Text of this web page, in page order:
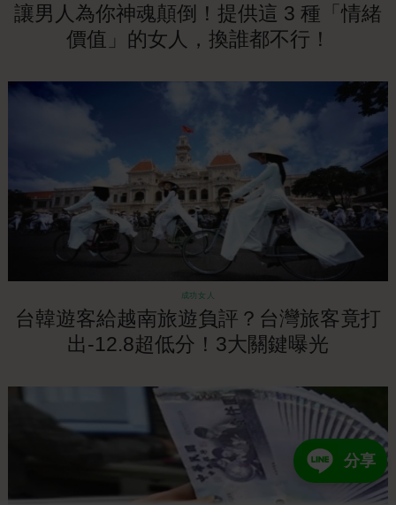
分享
讓男人為你神魂顛倒！提供這 3 種「情緒
價值」的女人，換誰都不行！
成功女人
台韓遊客給越南旅遊負評？台灣旅客竟打
出-12.8超低分！3大關鍵曝光